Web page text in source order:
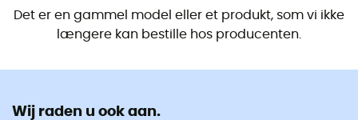
Det er en gammel model eller et produkt, som vi ikke
længere kan bestille hos producenten.
Wij raden u ook aan.